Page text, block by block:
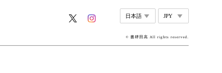
© 書肆田高 All rights reserved.